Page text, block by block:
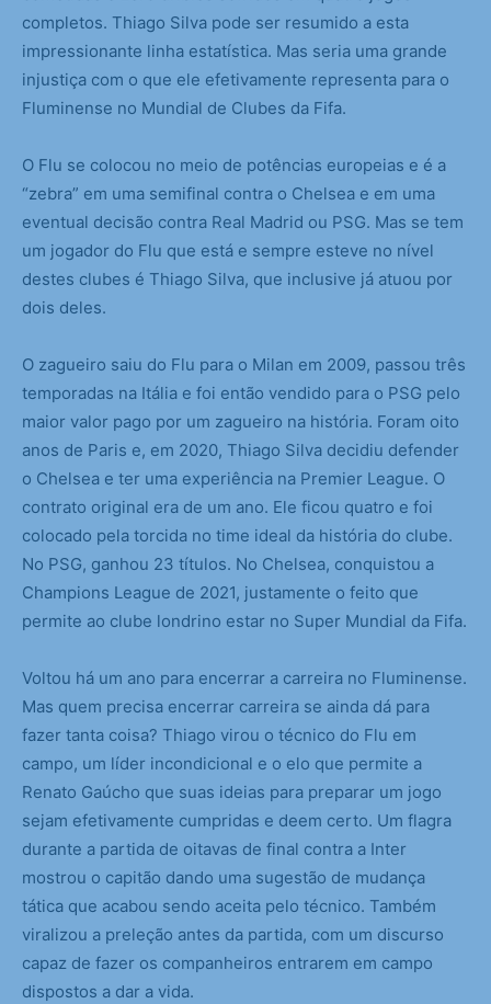
completos. Thiago Silva pode ser resumido a esta
impressionante linha estatística. Mas seria uma grande
injustiça com o que ele efetivamente representa para o
Fluminense no Mundial de Clubes da Fifa.
O Flu se colocou no meio de potências europeias e é a
“zebra” em uma semifinal contra o Chelsea e em uma
eventual decisão contra Real Madrid ou PSG. Mas se tem
um jogador do Flu que está e sempre esteve no nível
destes clubes é Thiago Silva, que inclusive já atuou por
dois deles.
O zagueiro saiu do Flu para o Milan em 2009, passou três
temporadas na Itália e foi então vendido para o PSG pelo
maior valor pago por um zagueiro na história. Foram oito
anos de Paris e, em 2020, Thiago Silva decidiu defender
o Chelsea e ter uma experiência na Premier League. O
contrato original era de um ano. Ele ficou quatro e foi
colocado pela torcida no time ideal da história do clube.
No PSG, ganhou 23 títulos. No Chelsea, conquistou a
Champions League de 2021, justamente o feito que
permite ao clube londrino estar no Super Mundial da Fifa.
Voltou há um ano para encerrar a carreira no Fluminense.
Mas quem precisa encerrar carreira se ainda dá para
fazer tanta coisa? Thiago virou o técnico do Flu em
campo, um líder incondicional e o elo que permite a
Renato Gaúcho que suas ideias para preparar um jogo
sejam efetivamente cumpridas e deem certo. Um flagra
durante a partida de oitavas de final contra a Inter
mostrou o capitão dando uma sugestão de mudança
tática que acabou sendo aceita pelo técnico. Também
viralizou a preleção antes da partida, com um discurso
capaz de fazer os companheiros entrarem em campo
dispostos a dar a vida.